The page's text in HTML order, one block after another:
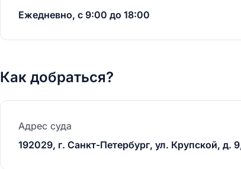
Ежедневно, с 9:00 до 18:00
Как добраться?
Адрес суда
192029, г. Санкт-Петербург, ул. Крупской, д.